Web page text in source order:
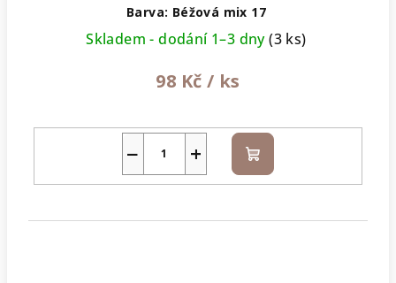
Barva: Béžová mix 17
Skladem - dodání 1–3 dny(3 ks)
98 Kč / ks
+
− Do
košíku